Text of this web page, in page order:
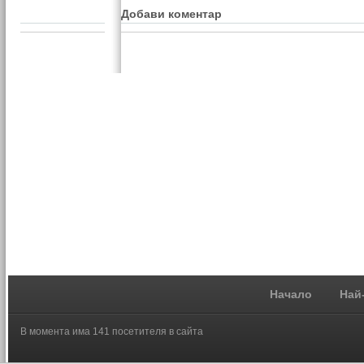
Добави коментар
Начало
В момента има 141 посетителя в сайта